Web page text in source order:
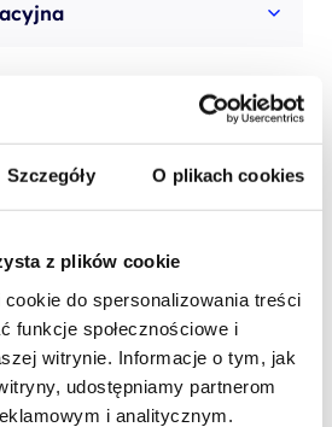
Szczegóły O plikach cookies
z plików cookie
do spersonalizowania treści
funkcje społecznościowe i
witrynie. Informacje o tym, jak
udostępniamy partnerom
i analitycznym.PROMOCJA